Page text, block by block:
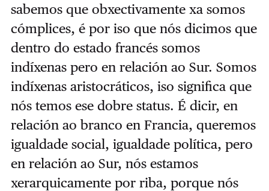
sabemos que obxectivamente xa somos
cómplices, é por iso que nós dicimos que
dentro do estado francés somos
indíxenas pero en relación ao Sur. Somos
indíxenas aristocráticos, iso significa que
nós temos ese dobre status. É dicir, en
relación ao branco en Francia, queremos
igualdade social, igualdade política, pero
en relación ao Sur, nós estamos
xerarquicamente por riba, porque nós